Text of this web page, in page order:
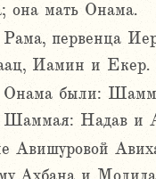
она мать Онама.
первенца
Иамин и Екер.
Онама были:
Шаммая: Надав и
Авишуровой